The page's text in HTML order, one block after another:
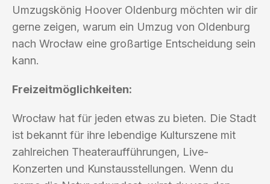
Umzugskönig Hoover Oldenburg möchten wir dir
gerne zeigen, warum ein Umzug von Oldenburg
nach Wrocław eine großartige Entscheidung sein
kann.
Freizeitmöglichkeiten:
Wrocław hat für jeden etwas zu bieten. Die Stadt
ist bekannt für ihre lebendige Kulturszene mit
zahlreichen Theateraufführungen, Live-
Konzerten und Kunstausstellungen. Wenn du